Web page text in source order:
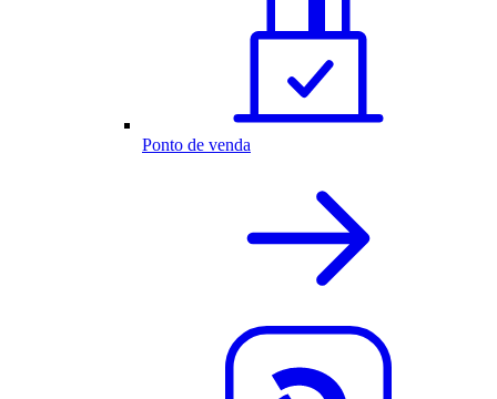
Ponto de venda